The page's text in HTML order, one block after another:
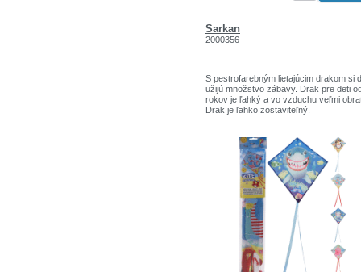
Šarkan
2000356
S pestrofarebným lietajúcim drakom si
užijú množstvo zábavy. Drak pre deti
rokov je ľahký a vo vzduchu veľmi
Drak je ľahko zostaviteľný.